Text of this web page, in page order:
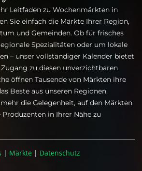
Leitfaden zu Wochenmärkten in
Sie einfach die Märkte Ihrer Region,
und Gemeinden. Ob für frisches
Spezialitäten oder um lokale
– unser vollständiger Kalender bietet
zu diesen unverzichtbaren
öffnen Tausende von Märkten ihre
Beste aus unseren Regionen.
die Gelegenheit, auf den Märkten
in Ihrer Nähe zu
| Märkte | Datenschutz